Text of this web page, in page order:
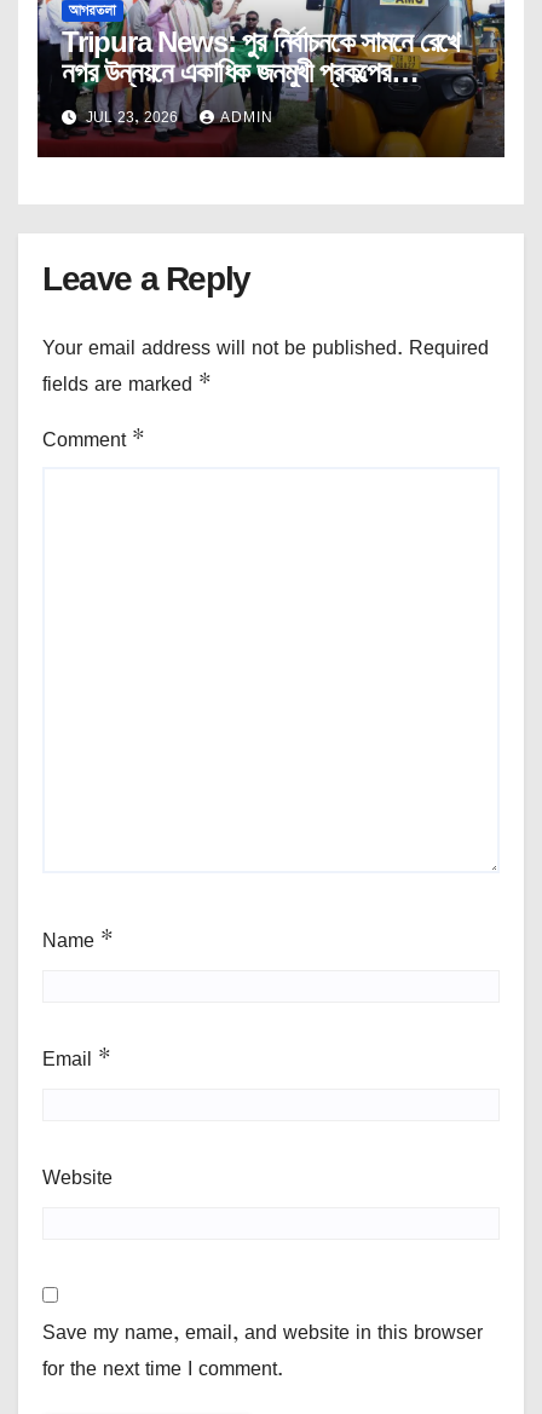
আগরতলা
Tripura News: পুর নির্বাচনকে সামনে রেখে
নগর উন্নয়নে একাধিক জনমুখী প্রকল্পের
উদ্বোধন।
JUL 23, 2026 ADMIN
Leave a Reply
Your email address will not be published. Required
fields are marked *
Comment *
Name *
Email *
Website
Save my name, email, and website in this browser
for the next time I comment.